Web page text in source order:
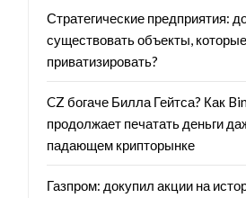
Стратегические предприятия:
существовать объекты,
приватизировать?
CZ богаче Билла Гейтса? Как
продолжает печатать деньги
падающем крипторынке
Газпром: докупил акции на